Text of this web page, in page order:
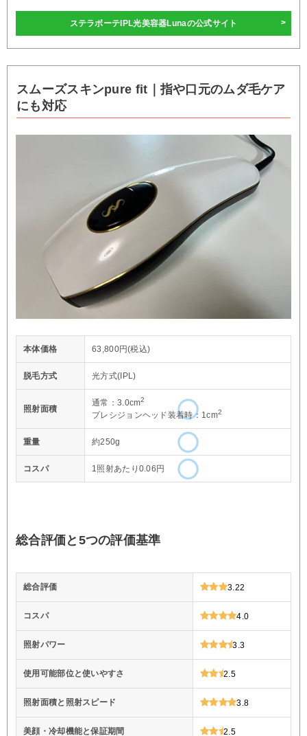
ステラボーテIPL光美容器Lunaの公式サイト
スムーズスキンpure fit｜指や口元のムダ毛ケア
にも対応
本体価格 63,800円(税込)
脱毛方式 光方式(IPL)
照射面積
通常：3.0cm2
プレシジョンヘッド装着時：1cm2
重量 約250g
コスパ 1照射あたり0.06円
総合評価と5つの評価基準
総合評価 3.22
コスパ 4.0
照射パワー 3.3
使用可能部位と使いやすさ 2.5
照射面積と照射スピード 3.8
美顔・冷却機能と保証期間 2.5